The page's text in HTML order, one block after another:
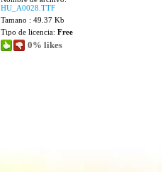
HU_A0028.TTF
Tamano : 49.37 Kb
Tipo de licencia: Free
0% likes